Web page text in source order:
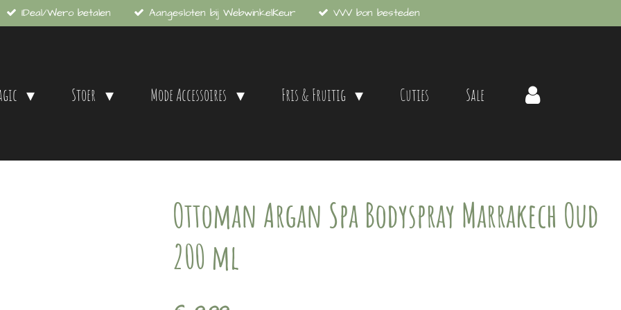
IDeal/Wero betalen Aangesloten bij WebwinkelKeur VVV bon besteden
Stoer Mode Accessoires Fris & Fruitig Cuties Sale
Ottoman Argan Spa Bodyspray Marrakech Oud
200 ml